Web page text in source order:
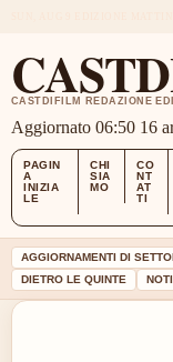
CASTDIFILM REDAZIONE
Aggiornato 06:50 16
PAGIN
A
INIZIA
LE
CHI
SIA
MO
CO
NT
AT
TI
AGGIORNAMENTI DI
DIETRO LE QUINTE